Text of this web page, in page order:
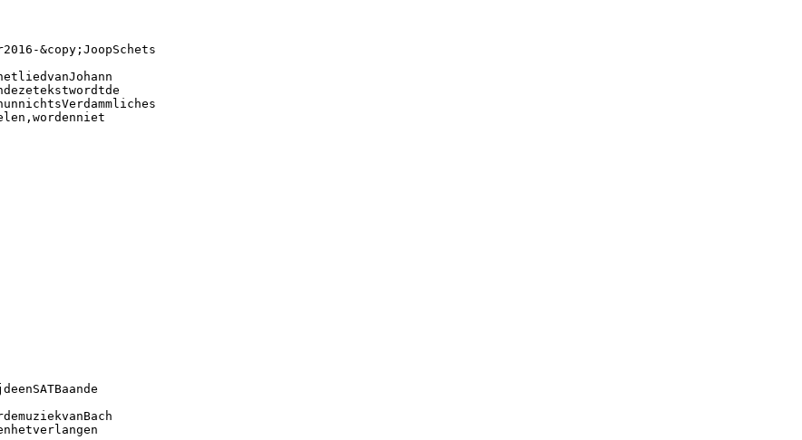
&copy;JoopSchets